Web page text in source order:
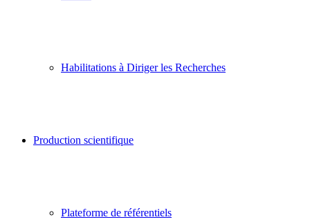
Habilitations à Diriger les Recherches
Production scientifique
Plateforme de référentiels